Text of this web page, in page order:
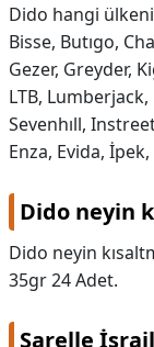
Dido hangi
Bisse, Butıgo,
Gezer, Greyder,
LTB,
Sevenhıll,
Enza, Evida,
Dido neyin
Dido neyin
35gr 24 Adet.
Sarelle İsrail